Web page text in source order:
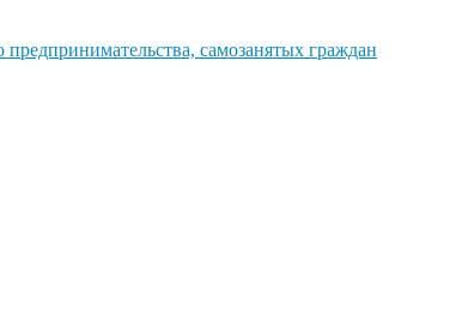
самозанятых граждан